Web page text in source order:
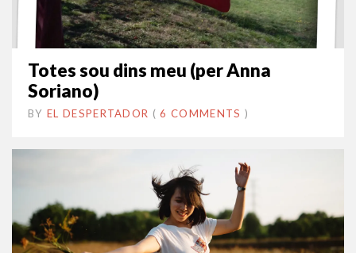
Totes sou dins meu (per Anna
Soriano)
BY EL DESPERTADOR ON
16
•(6 COMMENTS )